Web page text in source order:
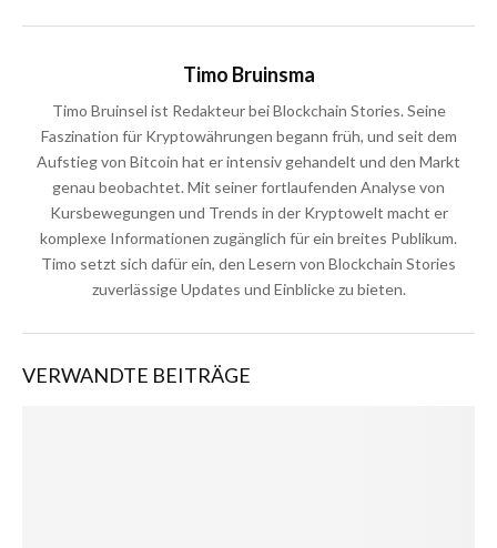
Timo Bruinsma
Timo Bruinsel ist Redakteur bei Blockchain Stories. Seine
Faszination für Kryptowährungen begann früh, und seit dem
Aufstieg von Bitcoin hat er intensiv gehandelt und den Markt
genau beobachtet. Mit seiner fortlaufenden Analyse von
Kursbewegungen und Trends in der Kryptowelt macht er
komplexe Informationen zugänglich für ein breites Publikum.
Timo setzt sich dafür ein, den Lesern von Blockchain Stories
zuverlässige Updates und Einblicke zu bieten.
VERWANDTE BEITRÄGE